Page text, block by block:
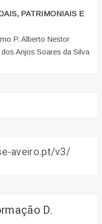
PATRIMONIAIS E
P. Alberto Nestor
Anjos Soares da Silva
aveiro.pt/v3/
D.